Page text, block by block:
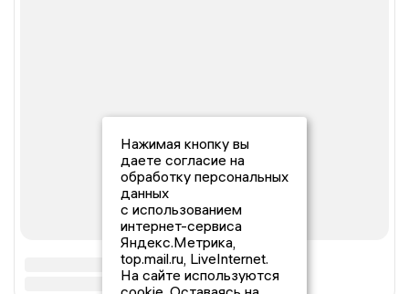
Нажимая кнопку вы
даете согласие на
обработку персональных
данных
с использованием
интернет-сервиса
Яндекс.Метрика,
top.mail.ru, LiveInternet.
На сайте используются